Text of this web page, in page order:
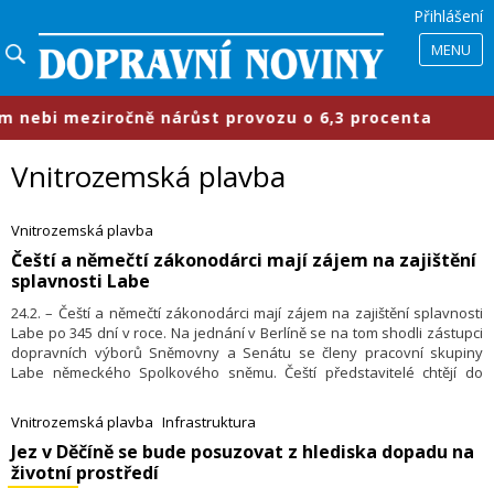
Přihlášení
MENU
nárůst provozu o 6,3 procenta
Vnitrozemská plavba
Vnitrozemská plavba
​Čeští a němečtí zákonodárci mají zájem na zajištění
splavnosti Labe
24.2. – Čeští a němečtí zákonodárci mají zájem na zajištění splavnosti
Labe po 345 dní v roce. Na jednání v Berlíně se na tom shodli zástupci
dopravních výborů Sněmovny a Senátu se členy pracovní skupiny
Labe německého Spolkového sněmu. Čeští představitelé chtějí do
mezistátní smlouvy o užívání Labe. Řeka se totiž dlouhodobě potýká
s nedostatečnou výškou vodní hladiny.
Vnitrozemská plavba Infrastruktura
​Jez v Děčíně se bude posuzovat z hlediska dopadu na
životní prostředí